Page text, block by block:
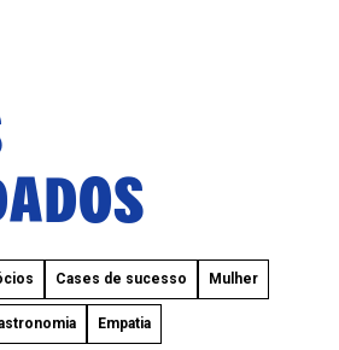
Cases de sucesso Mulher
Empatia